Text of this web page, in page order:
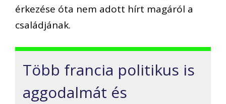
érkezése óta nem adott hírt magáról a
családjának.
Több francia politikus is
aggodalmát és